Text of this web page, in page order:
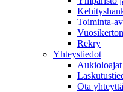
Toiminta-
Rekry
Yhteystiedot
Aukioloajat
Ota yhteyttä